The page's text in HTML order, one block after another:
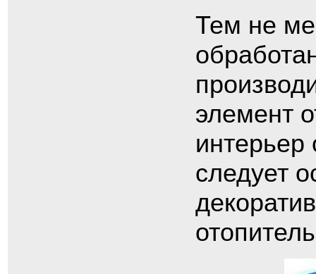
Тем не
элемент
следует